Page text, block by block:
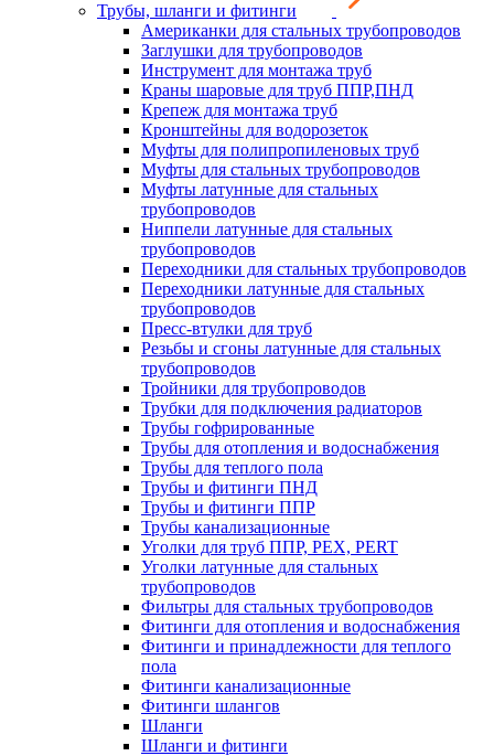
Трубы, шланги и фитинги
Американки для стальных трубопроводов
Заглушки для трубопроводов
Инструмент для монтажа труб
Краны шаровые для труб ППР,ПНД
Крепеж для монтажа труб
Кронштейны для водорозеток
Муфты для полипропиленовых труб
Муфты для стальных трубопроводов
Муфты латунные для стальных
трубопроводов
Ниппели латунные для стальных
трубопроводов
Переходники для стальных трубопроводов
Переходники латунные для стальных
трубопроводов
Пресс-втулки для труб
Резьбы и сгоны латунные для стальных
трубопроводов
Тройники для трубопроводов
Трубки для подключения радиаторов
Трубы гофрированные
Трубы для отопления и водоснабжения
Трубы для теплого пола
Трубы и фитинги ПНД
Трубы и фитинги ППР
Трубы канализационные
Уголки для труб ППР, PEX, PERT
Уголки латунные для стальных
трубопроводов
Фильтры для стальных трубопроводов
Фитинги для отопления и водоснабжения
Фитинги и принадлежности для теплого
пола
Фитинги канализационные
Фитинги шлангов
Шланги
Шланги и фитинги